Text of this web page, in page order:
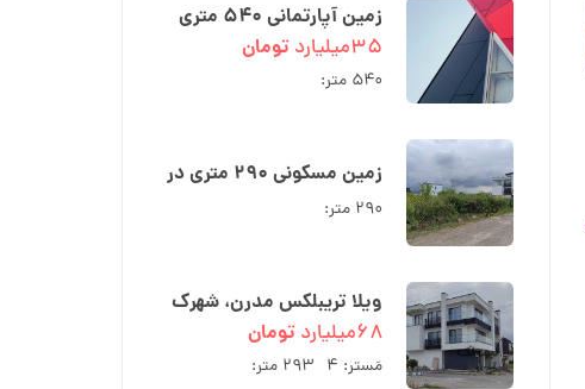
زمین آپارتمانی ۵۴۰ متری
دو نبش در رادیو دریا کوچه
شبنم
۳۵میلیارد تومان
۵۴۰ متر:
زمین مسکونی ۲۹۰ متری در
شهرک ارکیده نوشهر
۲۹۰ متر:
ویلا تریبلکس مدرن، شهرک
ارکیده بلوار کریمی نوشهر
۶۸میلیارد تومان
مَستر: ۴ ۲۹۳ متر: